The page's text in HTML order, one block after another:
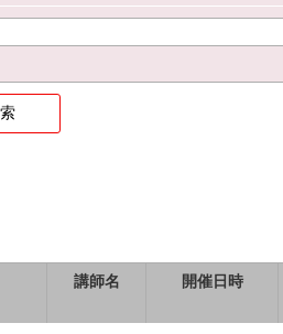
講師名 開催日時